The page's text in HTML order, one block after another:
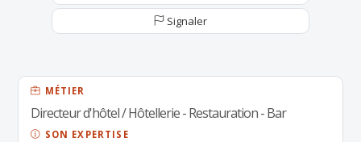
Signaler
MÉTIER
Directeur d'hôtel / Hôtellerie - Restauration - Bar
SON EXPERTISE